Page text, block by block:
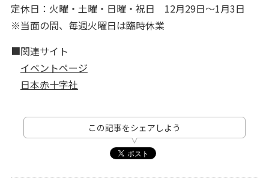
定休日：火曜・土曜・日曜・祝日 12月29日～1月3日
※当面の間、毎週火曜日は臨時休業
■関連サイト
イベントページ
日本赤十字社
この記事をシェアしよう